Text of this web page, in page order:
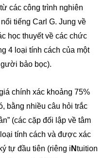
các công trình nghiên
tiếng Carl G. Jung về
học thuyết về các chức
4 loại tính cách của một
bảo bọc).
chính xác khoảng 75%
bằng nhiều câu hỏi trắc
(các cặp đối lập về tâm
tính cách và được xác
tự đầu tiên (riêng i Ntuition